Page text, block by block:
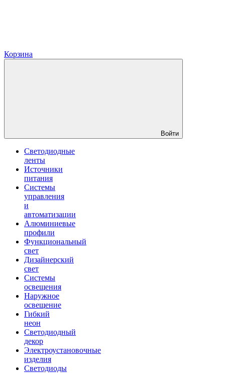
Корзина
Войти
Светодиодные
ленты
Источники
питания
Системы
управления
и
автоматизации
Алюминиевые
профили
Функциональный
свет
Дизайнерский
свет
Системы
освещения
Наружное
освещение
Гибкий
неон
Светодиодный
декор
Электроустановочные
изделия
Светодиоды